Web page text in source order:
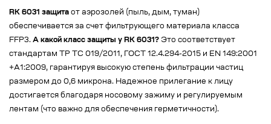
RK 6031 защита от аэрозолей (пыль, дым, туман)
обеспечивается за счет фильтрующего материала класса
FFP3. А какой класс защиты у RK 6031? Это соответствует
стандартам ТР ТС 019/2011, ГОСТ 12.4.294-2015 и EN 149:2001
+A1:2009, гарантируя высокую степень фильтрации частиц
размером до 0,6 микрона. Надежное прилегание к лицу
достигается благодаря носовому зажиму и регулируемым
лентам (что важно для обеспечения герметичности).